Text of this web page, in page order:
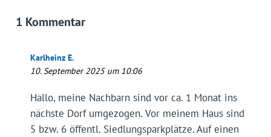
1 Kommentar
Karlheinz E.
10. September 2025 um 10:06
Hallo, meine Nachbarn sind vor ca. 1 Monat ins
nächste Dorf umgezogen. Vor meinem Haus sind
5 bzw. 6 öffentl. Siedlungsparkplätze. Auf einen